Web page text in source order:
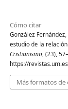
Cómo citar
González
estudio de la
Cristianismo, (23),
https://
Más formatos de